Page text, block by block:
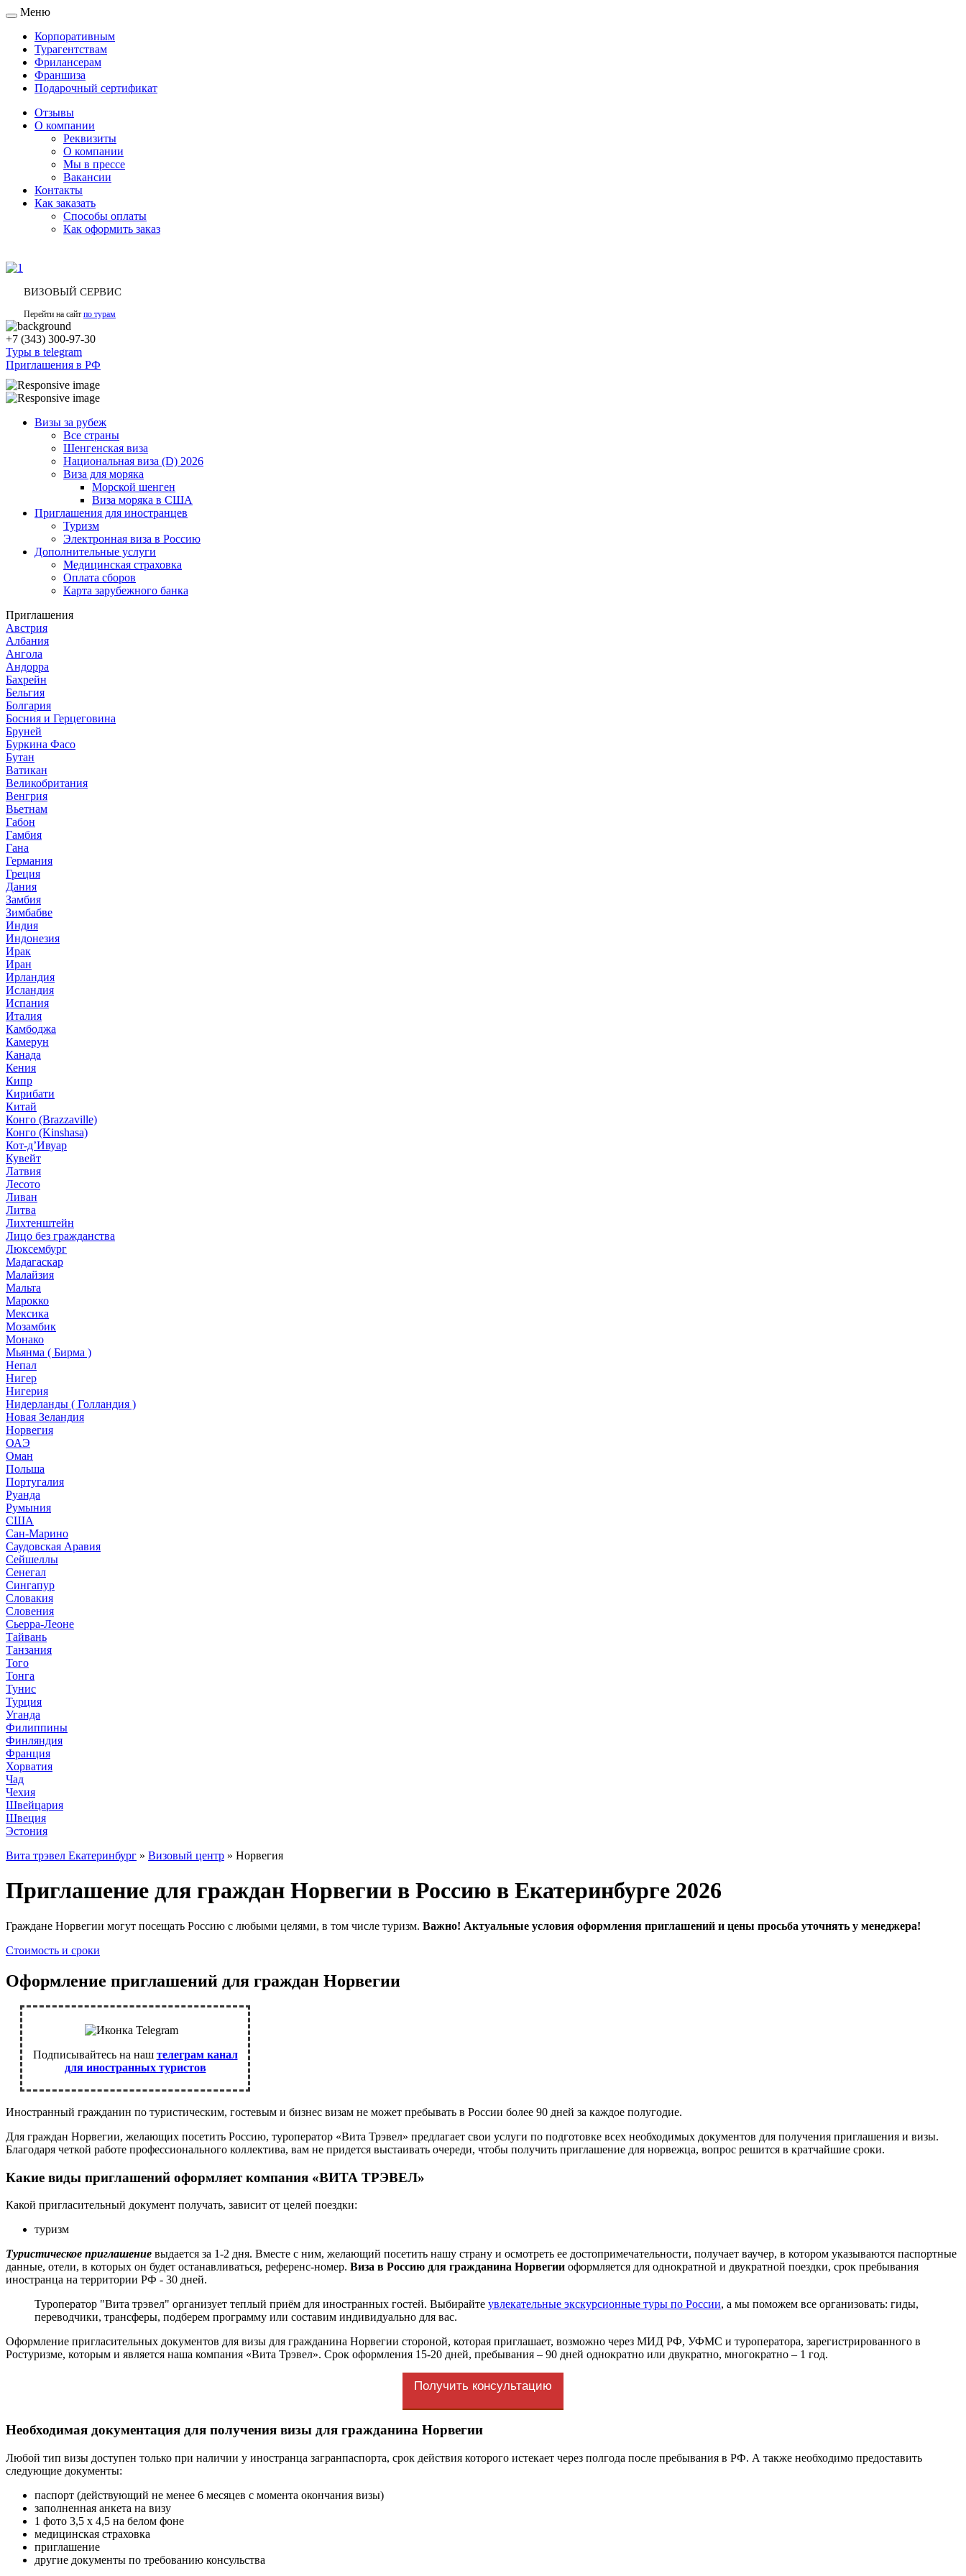
Toggle
navigation
Меню
Корпоративным
Турагентствам
Фрилансерам
Франшиза
Подарочный сертификат
Отзывы
О компании
Реквизиты
О компании
Мы в прессе
Вакансии
Контакты
Как заказать
Способы оплаты
Как оформить заказ
ВИЗОВЫЙ СЕРВИС
Перейти на сайт по турам
+7 (343) 300-97-30
Туры в telegram
Приглашения в РФ
Визы за рубеж
Все страны
Шенгенская виза
Национальная виза (D) 2026
Виза для моряка
Морской шенген
Виза моряка в США
Приглашения для иностранцев
Туризм
Электронная виза в Россию
Дополнительные услуги
Медицинская страховка
Оплата сборов
Карта зарубежного банка
Приглашения
Австрия
Албания
Ангола
Андорра
Бахрейн
Бельгия
Болгария
Босния и Герцеговина
Бруней
Буркина Фасо
Бутан
Ватикан
Великобритания
Венгрия
Вьетнам
Габон
Гамбия
Гана
Германия
Греция
Дания
Замбия
Зимбабве
Индия
Индонезия
Ирак
Иран
Ирландия
Исландия
Испания
Италия
Камбоджа
Камерун
Канада
Кения
Кипр
Кирибати
Китай
Конго (Brazzaville)
Конго (Kinshasa)
Кот-д’Ивуар
Кувейт
Латвия
Лесото
Ливан
Литва
Лихтенштейн
Лицо без гражданства
Люксембург
Мадагаскар
Малайзия
Мальта
Марокко
Мексика
Мозамбик
Монако
Мьянма ( Бирма )
Непал
Нигер
Нигерия
Нидерланды ( Голландия )
Новая Зеландия
Норвегия
ОАЭ
Оман
Польша
Португалия
Руанда
Румыния
США
Сан-Марино
Саудовская Аравия
Сейшеллы
Сенегал
Сингапур
Словакия
Словения
Сьерра-Леоне
Тайвань
Танзания
Того
Тонга
Тунис
Турция
Уганда
Филиппины
Финляндия
Франция
Хорватия
Чад
Чехия
Швейцария
Швеция
Эстония
Вита трэвел Екатеринбург » Визовый центр » Норвегия
Приглашение для граждан Норвегии в Россию в Екатеринбурге 2026
Граждане Норвегии могут посещать Россию с любыми целями, в том числе туризм. Важно! Актуальные условия оформления приглашений и цены просьба уточнять у менеджера!
Стоимость и сроки
Оформление приглашений для граждан Норвегии
Подписывайтесь на наш телеграм канал
для иностранных туристов
Иностранный гражданин по туристическим, гостевым и бизнес визам не может пребывать в России более 90 дней за каждое полугодие.
Для граждан Норвегии, желающих посетить Россию, туроператор «Вита Трэвел» предлагает свои услуги по подготовке всех необходимых документов для получения приглашения и визы.
Благодаря четкой работе профессионального коллектива, вам не придется выстаивать очереди, чтобы получить приглашение для норвежца, вопрос решится в кратчайшие сроки.
Какие виды приглашений оформляет компания «ВИТА ТРЭВЕЛ»
Какой пригласительный документ получать, зависит от целей поездки:
туризм
Туристическое приглашение выдается за 1-2 дня. Вместе с ним, желающий посетить нашу страну и осмотреть ее достопримечательности, получает ваучер, в котором указываются паспортные
данные, отели, в которых он будет останавливаться, референс-номер. Виза в Россию для гражданина Норвегии оформляется для однократной и двукратной поездки, срок пребывания
иностранца на территории РФ - 30 дней.
Туроператор "Вита трэвел" организует теплый приём для иностранных гостей. Выбирайте увлекательные экскурсионные туры по России, а мы поможем все организовать: гиды,
переводчики, трансферы, подберем программу или составим индивидуально для вас.
Оформление пригласительных документов для визы для гражданина Норвегии стороной, которая приглашает, возможно через МИД РФ, УФМС и туроператора, зарегистрированного в
Ростуризме, которым и является наша компания «Вита Трэвел». Срок оформления 15-20 дней, пребывания – 90 дней однократно или двукратно, многократно – 1 год.
Получить консультацию
Необходимая документация для получения визы для гражданина Норвегии
Любой тип визы доступен только при наличии у иностранца загранпаспорта, срок действия которого истекает через полгода после пребывания в РФ. А также необходимо предоставить
следующие документы:
паспорт (действующий не менее 6 месяцев с момента окончания визы)
заполненная анкета на визу
1 фото 3,5 х 4,5 на белом фоне
медицинская страховка
приглашение
другие документы по требованию консульства